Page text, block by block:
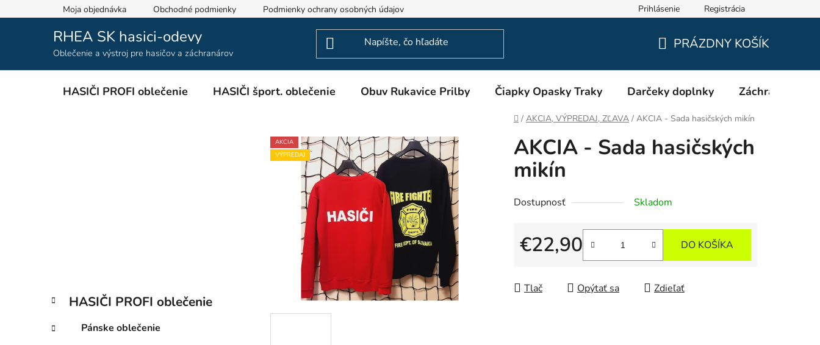
na
Moja objednávka Obchodné podmienky Podmienky ochrany osobných údajov Oblečenie a výstroj pre hasičov RHEA SK Veľkostné tabuľky
Prihlásenie Registrácia
RHEA SK hasici-odevy
Oblečenie a výstroj pre hasičov a záchranárov
KOŠÍK
PRÁZDNY KOŠÍK
HASIČI PROFI oblečenie HASIČI šport. oblečenie Obuv Rukavice Prilby Čiapky Opasky Traky Darčeky doplnky Záchranári
Domov
/ AKCIA, VÝPREDAJ, ZĽAVA / AKCIA - Sada hasičských mikín
Preskočiť
kategórie
K
a
e
HASIČI PROFI oblečenie
Pánske oblečenie
AKCIA - Sada hasičských
mikín
Dostupnosť Skladom
€22,90
Jednotková cena:
DO KOŠÍKA
Tlač Opýtať sa Zdieľať
AKCIA
VÝPREDAJ